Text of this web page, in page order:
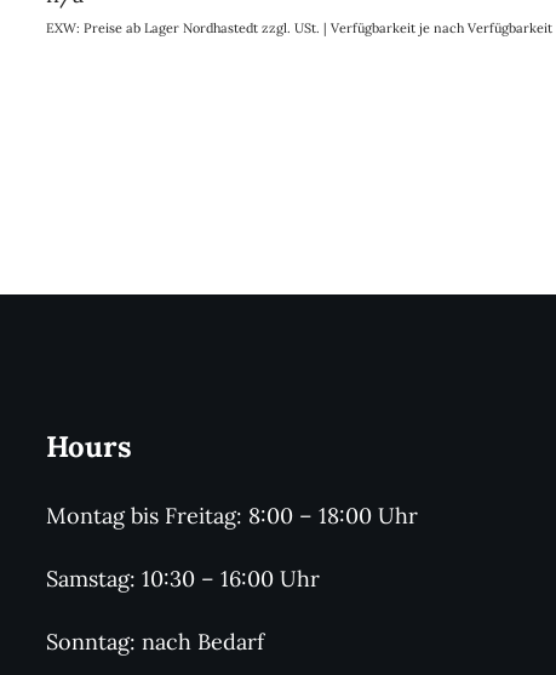
EXW: Preise ab Lager Nordhastedt zzgl. USt. | Verfügbarkeit je nach
Hours
Montag bis Freitag: 8:00 – 18:00 Uhr
Samstag: 10:30 – 16:00 Uhr
Sonntag: nach Bedarf